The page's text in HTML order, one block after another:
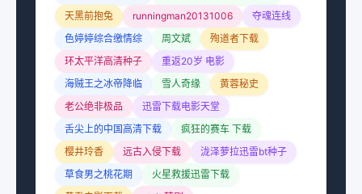
天黑前抱兔
runningman20131006
夺魂连线
色婷婷综合缴情综
周文斌
殉道者下载
环太平洋高清种子
重返20岁 电影
海贼王之冰帝降临
雪人奇缘
黄蓉秘史
老公绝非极品
迅雷下载电影天堂
舌尖上的中国高清下载
疯狂的赛车 下载
樱井玲香
远古入侵下载
泷泽萝拉迅雷bt种子
草食男之桃花期
火星救援迅雷下载